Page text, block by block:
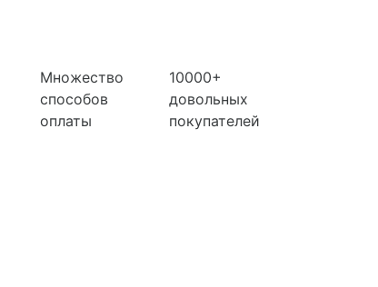
Множество
способов
оплаты
10000+
довольных
покупателей